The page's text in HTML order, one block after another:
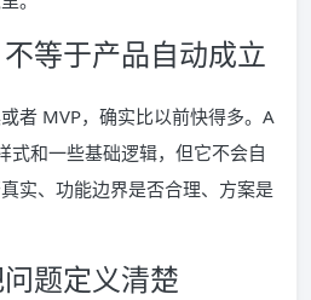
等于产品自动成立
者 MVP，确实比以前快得多。A
式和一些基础逻辑，但它不会自
实、功能边界是否合理、方案是
题定义清楚